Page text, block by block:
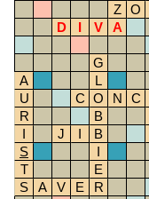
Z
O
D
I V A
G
A
L
U
C O N C
R
B
I
J I B
S
I
T
E
S
A V E R